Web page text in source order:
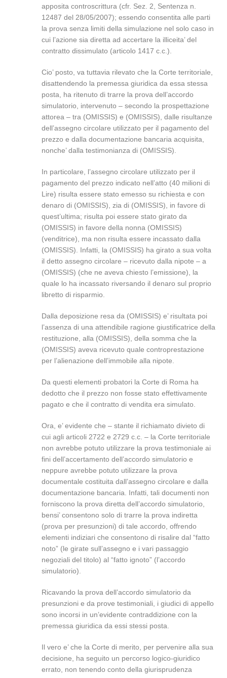
apposita controscrittura (cfr. Sez. 2, Sentenza n.
12487 del 28/05/2007); essendo consentita alle parti
la prova senza limiti della simulazione nel solo caso in
cui l’azione sia diretta ad accertare la illiceita’ del
contratto dissimulato (articolo 1417 c.c.).
Cio’ posto, va tuttavia rilevato che la Corte territoriale,
disattendendo la premessa giuridica da essa stessa
posta, ha ritenuto di trarre la prova dell’accordo
simulatorio, intervenuto – secondo la prospettazione
attorea – tra (OMISSIS) e (OMISSIS), dalle risultanze
dell’assegno circolare utilizzato per il pagamento del
prezzo e dalla documentazione bancaria acquisita,
nonche’ dalla testimonianza di (OMISSIS).
In particolare, l’assegno circolare utilizzato per il
pagamento del prezzo indicato nell’atto (40 milioni di
Lire) risulta essere stato emesso su richiesta e con
denaro di (OMISSIS), zia di (OMISSIS), in favore di
quest’ultima; risulta poi essere stato girato da
(OMISSIS) in favore della nonna (OMISSIS)
(venditrice), ma non risulta essere incassato dalla
(OMISSIS). Infatti, la (OMISSIS) ha girato a sua volta
il detto assegno circolare – ricevuto dalla nipote – a
(OMISSIS) (che ne aveva chiesto l’emissione), la
quale lo ha incassato riversando il denaro sul proprio
libretto di risparmio.
Dalla deposizione resa da (OMISSIS) e’ risultata poi
l’assenza di una attendibile ragione giustificatrice della
restituzione, alla (OMISSIS), della somma che la
(OMISSIS) aveva ricevuto quale controprestazione
per l’alienazione dell’immobile alla nipote.
Da questi elementi probatori la Corte di Roma ha
dedotto che il prezzo non fosse stato effettivamente
pagato e che il contratto di vendita era simulato.
Ora, e’ evidente che – stante il richiamato divieto di
cui agli articoli 2722 e 2729 c.c. – la Corte territoriale
non avrebbe potuto utilizzare la prova testimoniale ai
fini dell’accertamento dell’accordo simulatorio e
neppure avrebbe potuto utilizzare la prova
documentale costituita dall’assegno circolare e dalla
documentazione bancaria. Infatti, tali documenti non
forniscono la prova diretta dell’accordo simulatorio,
bensi’ consentono solo di trarre la prova indiretta
(prova per presunzioni) di tale accordo, offrendo
elementi indiziari che consentono di risalire dal “fatto
noto” (le girate sull’assegno e i vari passaggio
negoziali del titolo) al “fatto ignoto” (l’accordo
simulatorio).
Ricavando la prova dell’accordo simulatorio da
presunzioni e da prove testimoniali, i giudici di appello
sono incorsi in un’evidente contraddizione con la
premessa giuridica da essi stessi posta.
Il vero e’ che la Corte di merito, per pervenire alla sua
decisione, ha seguito un percorso logico-giuridico
errato, non tenendo conto della giurisprudenza